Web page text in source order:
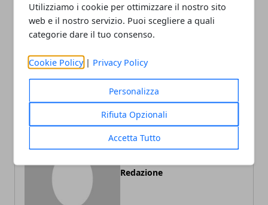
Utilizziamo i cookie per ottimizzare il nostro sito
web e il nostro servizio. Puoi scegliere a quali
categorie dare il tuo consenso.
Cookie Policy | Privacy Policy
Personalizza
Rifiuta Opzionali
Accetta Tutto
Articolo Precedente
Growth Hacking: come far
crescere la tua azienda
Articolo Successivo
compravendite
Redazione